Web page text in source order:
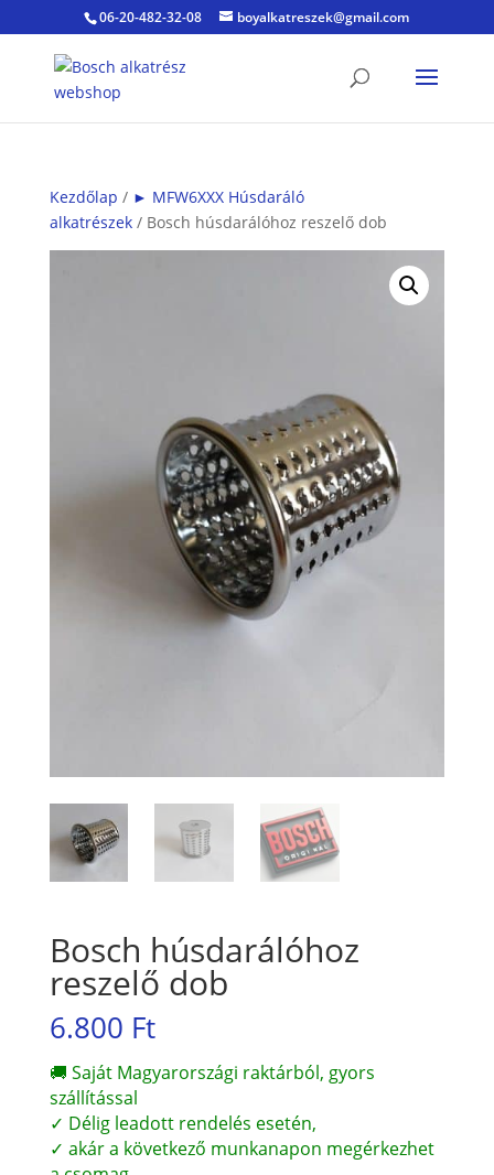
06-20-482-32-08 boyalkatreszek@gmail.com
Kezdőlap / ► MFW6XXX Húsdaráló
alkatrészek/ Bosch húsdarálóhoz reszelő dob
Bosch húsdarálóhoz
reszelő dob
6.800 Ft
🚚 Saját Magyarországi raktárból, gyors
szállítással
✓ Délig leadott rendelés esetén,
✓ akár a következő munkanapon megérkezhet